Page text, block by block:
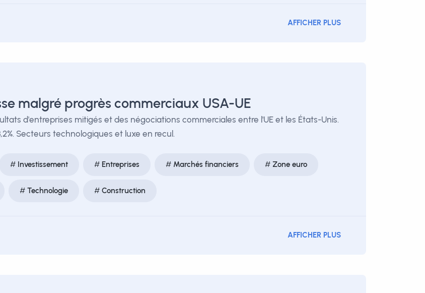
AFFICHER PLUS
malgré progrès commerciaux USA-UE
d'entreprises mitigés et des négociations commerciales entre l'UE et les États-Unis.
Secteurs technologiques et luxe en recul.
Investissement Entreprises Marchés financiers Zone euro
Technologie Construction
AFFICHER PLUS